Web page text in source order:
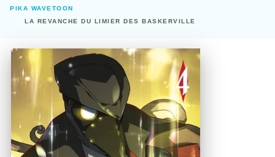
PIKA WAVETOON
LA REVANCHE DU LIMIER DES BASKERVILLE